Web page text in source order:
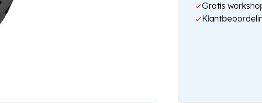
Gratis